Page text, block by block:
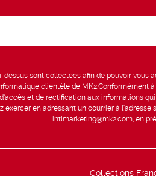
dessus sont collectées afin de pouvoir vous
clientèle de MK2.Conformément
et de rectification aux informations
exercer en adressant un courrier à
intlmarketing@mk2.com, en
Collections